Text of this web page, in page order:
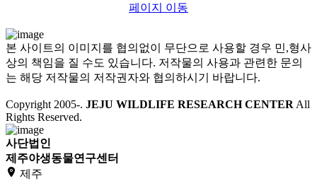
페이지 이동
본 사이트의 이미지를 협의없이 무단으로 사용할 경우 민,형사
상의 책임을 질 수도 있습니다. 저작물의 사용과 관련한 문의
는 해당 저작물의 저작권자와 협의하시기 바랍니다.
Copyright 2005-. JEJU WILDLIFE RESEARCH CENTER All
Rights Reserved.
사단법인
제주야생동물연구센터
제주